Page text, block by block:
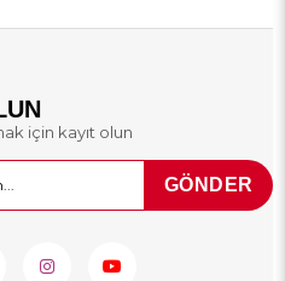
için kayıt olun
GÖNDER